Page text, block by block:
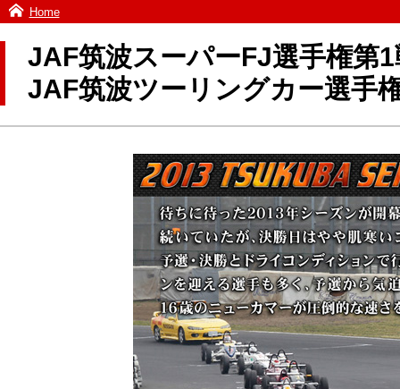
Home
JAF筑波スーパーFJ選手権第1
JAF筑波ツーリングカー選手